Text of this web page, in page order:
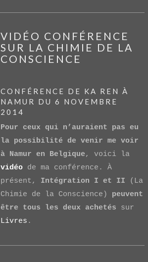
VIDÉO CONFÉRENCE
SUR LA CHIMIE DE LA
CONSCIENCE
CONFÉRENCE DE KA REN À
NAMUR DU 6 NOVEMBRE
2014
Pour ceux qui n’auraient pas eu
la possibilité de venir me voir
à Namur en Belgique, voici la
vidéo de ma conférence. À
présent, Intégration I et II (La
Chimie de la Conscience) peuvent
être tous les deux achetés sur
Livres .